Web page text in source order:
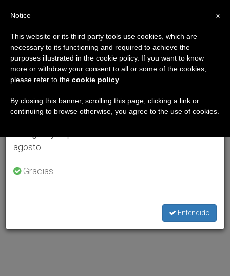
×
Aviso importante
Del 27 de julio al 7 de agosto haremos la pausa
anual, aprovechando que en el periodo de verano
se generan menos informaciones y también el
agosto.
Gracias.
Entendido
x
Notice
This website or its third party tools use cookies, which are
necessary to its functioning and required to achieve the
purposes illustrated in the cookie policy. If you want to know
more or withdraw your consent to all or some of the cookies,
please refer to the cookie policy
By closing this banner, scrolling this page, clicking a link or
continuing to browse otherwise, you agree to the use of cookies.